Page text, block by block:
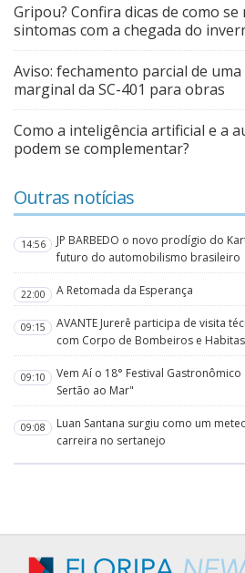
Gripou? Confira dicas de como
sintomas com a chegada do
Aviso: fechamento parcial de
marginal da SC-401 para obras
Como a inteligência artificial e a
podem se complementar?
Outras notícias
14:56
JP BARBEDO o novo prodígio do
futuro do automobilismo brasileiro
22:00 A Retomada da Esperança
09:15
AVANTE Jurerê participa de visita
com Corpo de Bombeiros e
09:10
Vem Aí o 18° Festival
Sertão ao Mar"
09:08
Luan Santana surgiu como um
carreira no sertanejo